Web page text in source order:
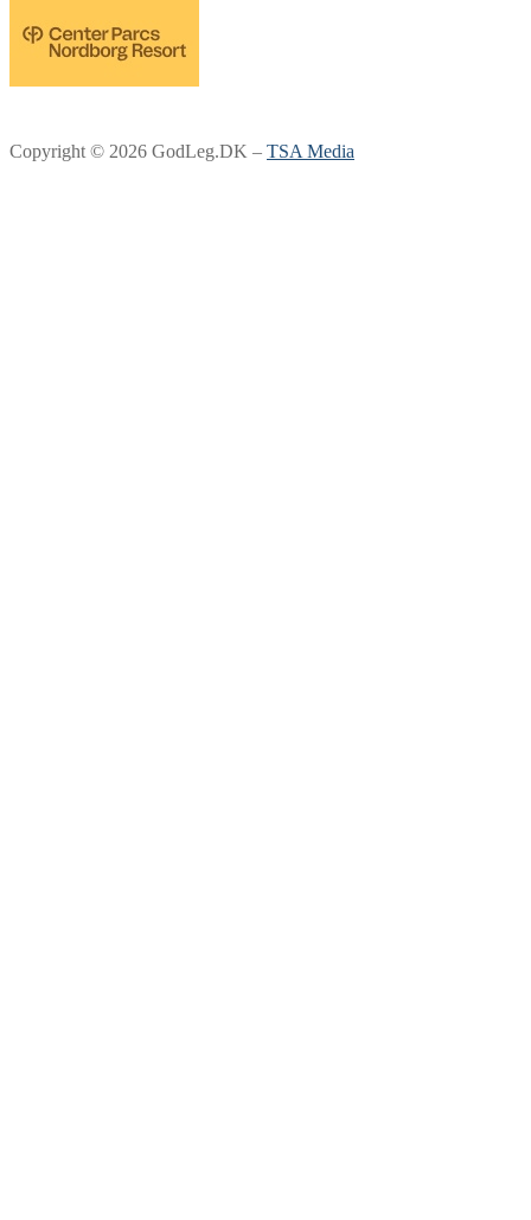
Copyright © 2026 GodLeg.DK – TSA Media